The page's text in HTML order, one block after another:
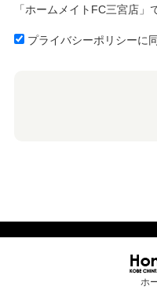
「ホームメイトFC三宮店
プライバシーポリシーに
ホ